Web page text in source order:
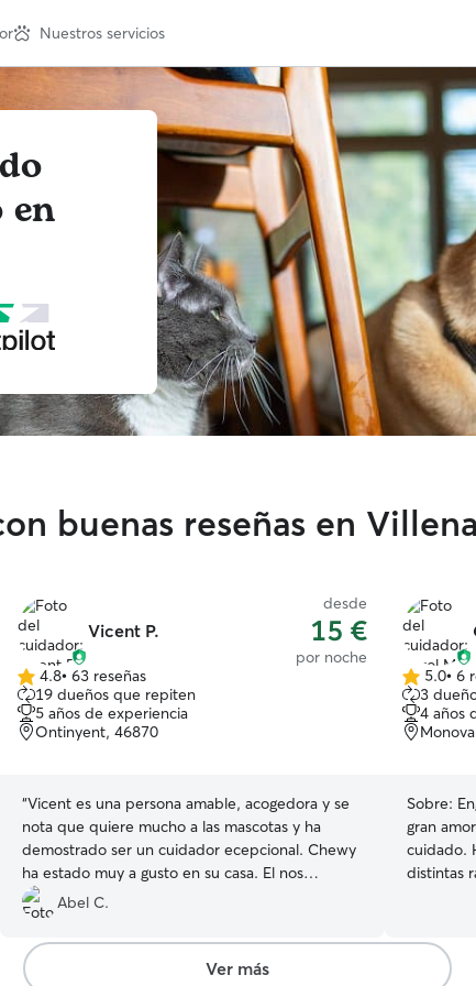
Nuestros servicios
buenas reseñas en Villena
Vicent P.
desde
15 €
por noche
4.8
de
5
estrellas
4.8• 63 reseñas
19 dueños que repiten
5 años de experiencia
Ontinyent, 46870
“Vicent es una persona amable, acogedora y se
nota que quiere mucho a las mascotas y ha
demostrado ser un cuidador ecepcional. Chewy
ha estado muy a gusto en su casa. El nos
mandava fotos y videos de Chewy paseando y
jugando. Yo recomendaria a Vicen un 100%
Abel C.
5.0
de
5
estrellas
5.0• 6
3
4 años
Sobre: Eng/Spa
gran
cuidado.
distintas
feliz.
Ver más